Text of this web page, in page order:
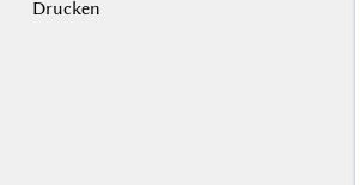
Drucken